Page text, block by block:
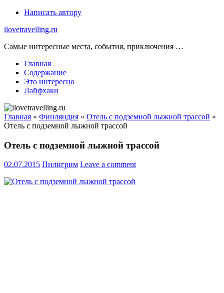
Skip
content
Написать автору
ilovetravelling.ru
Самые интересные места, события, приключения …
Главная
Содержание
Это интересно
Лайфхаки
Главная » Финляндия » Отель с подземной лыжной трассой »
Отель с подземной лыжной трассой
Отель с подземной лыжной трассой
02.07.2015 Пилигрим Leave a comment